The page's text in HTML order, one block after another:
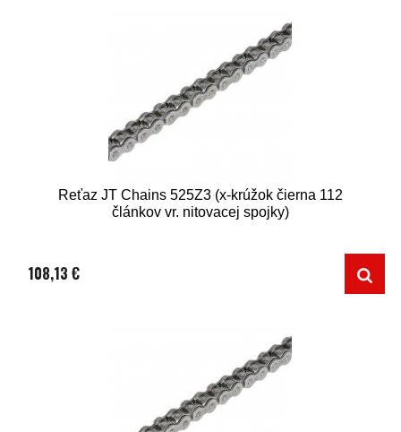
Reťaz JT Chains 525Z3 (x-krúžok čierna 112
článkov vr. nitovacej spojky)
108,13 €